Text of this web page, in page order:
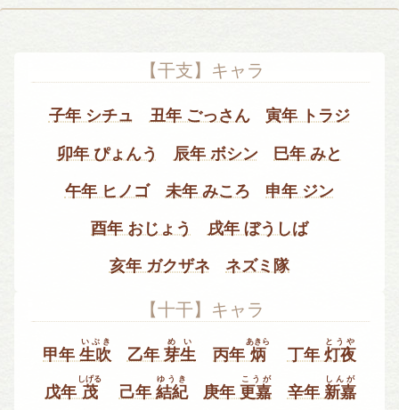
【干支】キャラ
子年 シチュ 丑年 ごっさん 寅年 トラジ
卯年 ぴょんう 辰年 ボシン 巳年 みと
午年 ヒノゴ 未年 みころ 申年 ジン
酉年 おじょう 戌年 ぼうしば
亥年 ガクザネ ネズミ隊
【十干】キャラ
甲年生吹
いぶき
乙年 芽生
めい
丙年 炳
あきら
丁年 灯夜
とうや
戊年 茂
しげる
己年 結紀
ゆうき
庚年更嘉
こうが
辛年 新嘉
しんが